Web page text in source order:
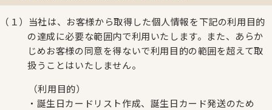
（１）当社は、お客様から取得した個人情報を下記の利用目的
の達成に必要な範囲内で利用いたします。また、あらか
じめお客様の同意を得ないで利用目的の範囲を超えて取
扱うことはいたしません。
（利用目的）
・誕生日カードリスト作成、誕生日カード発送のため